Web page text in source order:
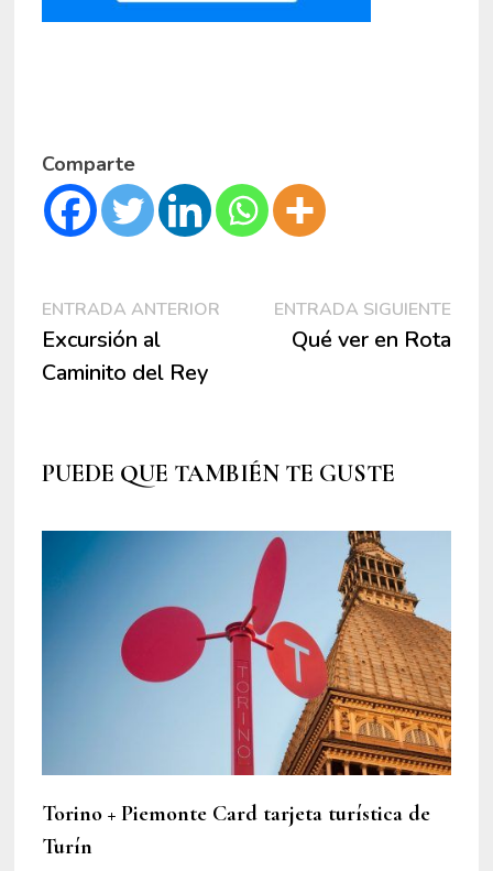
Comparte
Navegación
de
ENTRADA ANTERIOREntrada
Excursión al
Caminito del Rey
ENTRADA SIGUIENTE
Qué ver en Rota
PUEDE QUE TAMBIÉN TE GUSTE
Torino + Piemonte Card tarjeta turística de
Turín